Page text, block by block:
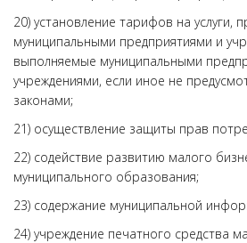
20) установление тарифов на услуги,
муниципальными предприятиями и
выполняемые муниципальными
учреждениями, если иное не
законами;
21) осуществление защиты прав
22) содействие развитию малого
муниципального образования;
23) содержание муниципальной
24) учреждение печатного средства